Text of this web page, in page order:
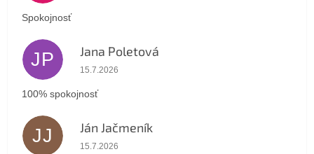
Spokojnosť
JP Jana Poletová
Hodnotenie obchodu je 5 z 5 hviezdičiek.
15.7.2026
100% spokojnosť
JJ Ján Jačmeník
Hodnotenie obchodu je 5 z 5 hviezdičiek.
15.7.2026